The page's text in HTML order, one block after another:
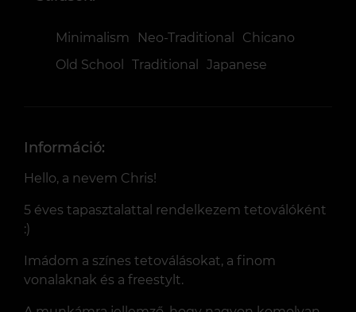
Minimalism Neo-Traditional
Chicano
Old School
Traditional Japanese
Információ:
Hello, a nevem Chris!
5 éves tapasztalattal rendelkezem tetoválóként
:)
Imádom a színes tetoválásokat, a finom
vonalaknak és a freestylt.